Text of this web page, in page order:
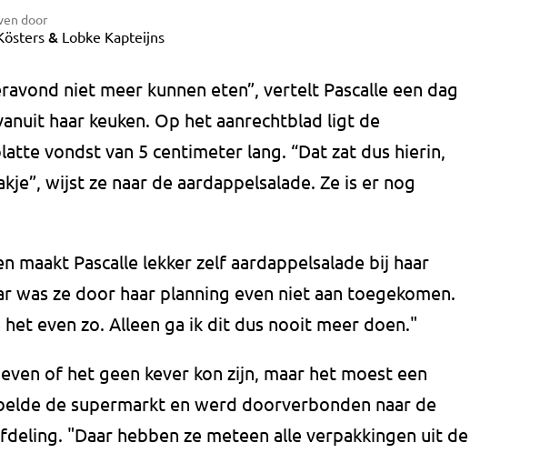
door
& Lobke Kapteijns
niet meer kunnen eten”, vertelt Pascalle een dag
haar keuken. Op het aanrechtblad ligt de
vondst van 5 centimeter lang. “Dat zat dus hierin,
wijst ze naar de aardappelsalade. Ze is er nog
maakt Pascalle lekker zelf aardappelsalade bij haar
was ze door haar planning even niet aan toegekomen.
het even zo. Alleen ga ik dit dus nooit meer doen."
of het geen kever kon zijn, maar het moest een
de supermarkt en werd doorverbonden naar de
"Daar hebben ze meteen alle verpakkingen uit de